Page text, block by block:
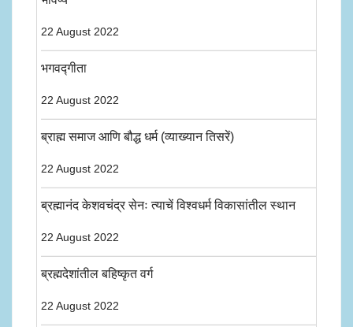
22 August 2022
भगवद्गीता
22 August 2022
ब्राह्म समाज आणि बौद्ध धर्म (व्याख्यान तिसरें)
22 August 2022
ब्रह्मानंद केशवचंद्र सेनः त्याचें विश्वधर्म विकासांतील स्थान
22 August 2022
ब्रह्मदेशांतील बहिष्कृत वर्ग
22 August 2022